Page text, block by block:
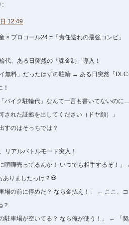
:
12:49
× プロコール24 =「責任逃れの最強コンビ」
代、ある日突然の「課金制」導入！
無料」だったはずの駐輪 → ある日突然「
バイク駐輪代」なんて一言も書いてないのに
された証拠を出してください（ドヤ顔）」
すのはそっちでは？
リアルバトルモード突入！
喧嘩売ってるんか！ いつでも相手するぞ！
ありましたっけ？💀
場の前に停めた？ なら金払え！」 ← ここ、
？
駐車場が空いてる？ なら俺が使う！」 ← 「